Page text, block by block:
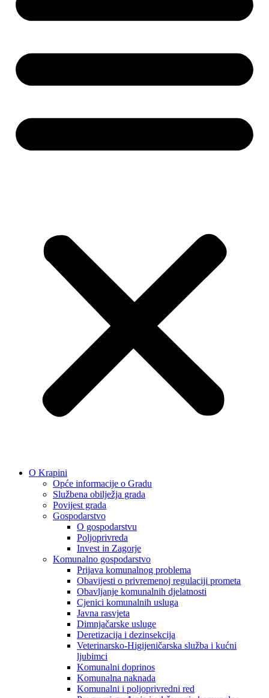
O Krapini
Opće informacije o Gradu
Službena obilježja grada
Povijest grada
Gospodarstvo
O gospodarstvu
Poljoprivreda
Invest in Zagorje
Komunalno gospodarstvo
Prijava komunalnog problema
Obavijesti o privremenoj regulaciji prometa
Obavljanje komunalnih djelatnosti
Cjenici komunalnih usluga
Javna rasvjeta
Dimnjačarske usluge
Deretizacija i dezinsekcija
Veterinarsko-Higijeničarska služba i kućni
ljubimci
Komunalni doprinos
Komunalna naknada
Komunalni i poljoprivredni red